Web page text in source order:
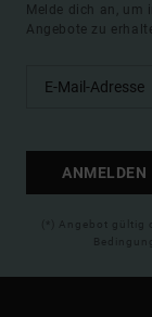
Melde dich an, um
Angebote zu
ANMELDEN
(*) Angebot gültig